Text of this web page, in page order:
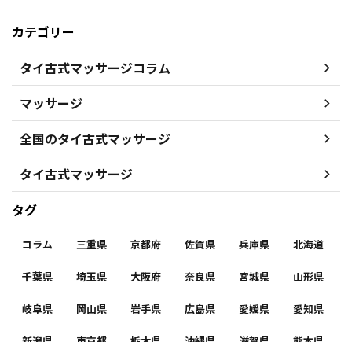
カテゴリー
タイ古式マッサージコラム
マッサージ
全国のタイ古式マッサージ
タイ古式マッサージ
タグ
コラム 三重県 京都府 佐賀県 兵庫県 北海道
千葉県 埼玉県 大阪府 奈良県 宮城県 山形県
岐阜県 岡山県 岩手県 広島県 愛媛県 愛知県